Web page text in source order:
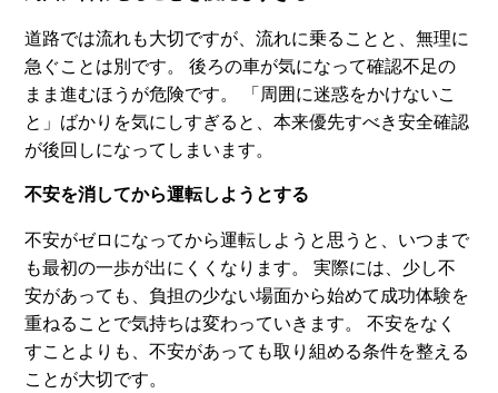
道路では流れも大切ですが、流れに乗ることと、無理に
急ぐことは別です。 後ろの車が気になって確認不足の
まま進むほうが危険です。 「周囲に迷惑をかけないこ
と」ばかりを気にしすぎると、本来優先すべき安全確認
が後回しになってしまいます。
不安を消してから運転しようとする
不安がゼロになってから運転しようと思うと、いつまで
も最初の一歩が出にくくなります。 実際には、少し不
安があっても、負担の少ない場面から始めて成功体験を
重ねることで気持ちは変わっていきます。 不安をなく
すことよりも、不安があっても取り組める条件を整える
ことが大切です。